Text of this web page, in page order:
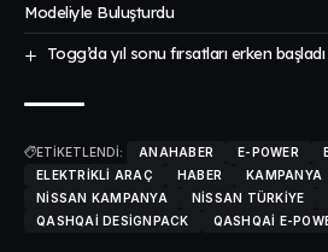
Modeliyle Buluşturdu
Togg’da yıl sonu fırsatları erken başladı
ETİKETLENDİ: ANAHABER E-POWER
ELEKTRIKLI ARAÇ
HABER KAMPANYA
NISSAN KAMPANYA
NISSAN TÜRKIYE
QASHQAI DESIGNPACK
QASHQAI E-